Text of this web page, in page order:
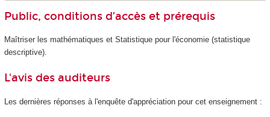
Public, conditions d’accès et prérequis
Maîtriser les mathématiques et Statistique pour l'économie (statistique
descriptive).
L'avis des auditeurs
Les dernières réponses à l'enquête d'appréciation pour cet enseignement :